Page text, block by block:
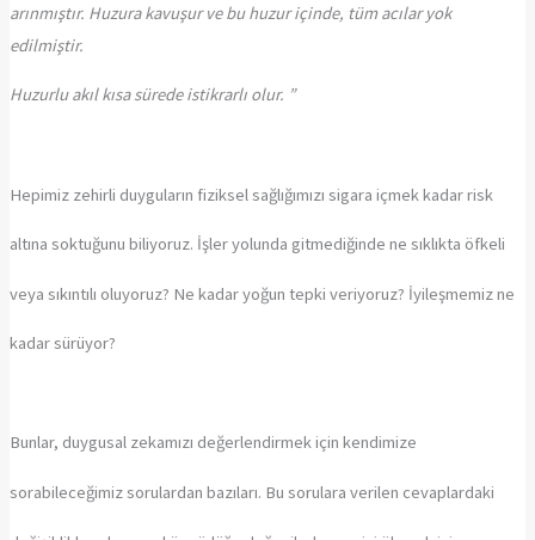
arınmıştır. Huzura kavuşur ve bu huzur içinde, tüm acılar yok
edilmiştir.
Huzurlu akıl kısa sürede istikrarlı olur. ”
Hepimiz zehirli duyguların fiziksel sağlığımızı sigara içmek kadar risk
altına soktuğunu biliyoruz. İşler yolunda gitmediğinde ne sıklıkta öfkeli
veya sıkıntılı oluyoruz? Ne kadar yoğun tepki veriyoruz? İyileşmemiz ne
kadar sürüyor?
Bunlar, duygusal zekamızı değerlendirmek için kendimize
sorabileceğimiz sorulardan bazıları. Bu sorulara verilen cevaplardaki